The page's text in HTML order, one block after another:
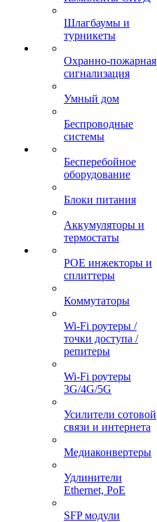
Шлагбаумы и
турникеты
Охранно-пожарная
сигнализация
Умный дом
Беспроводные
системы
Бесперебойное
оборудование
Блоки питания
Аккумуляторы и
термостаты
POE инжекторы и
сплиттеры
Коммутаторы
Wi-Fi роутеры /
точки доступа /
репитеры
Wi-Fi роутеры
3G/4G/5G
Усилители сотовой
связи и интернета
Медиаконвертеры
Удлинители
Ethernet, PoE
SFP модули